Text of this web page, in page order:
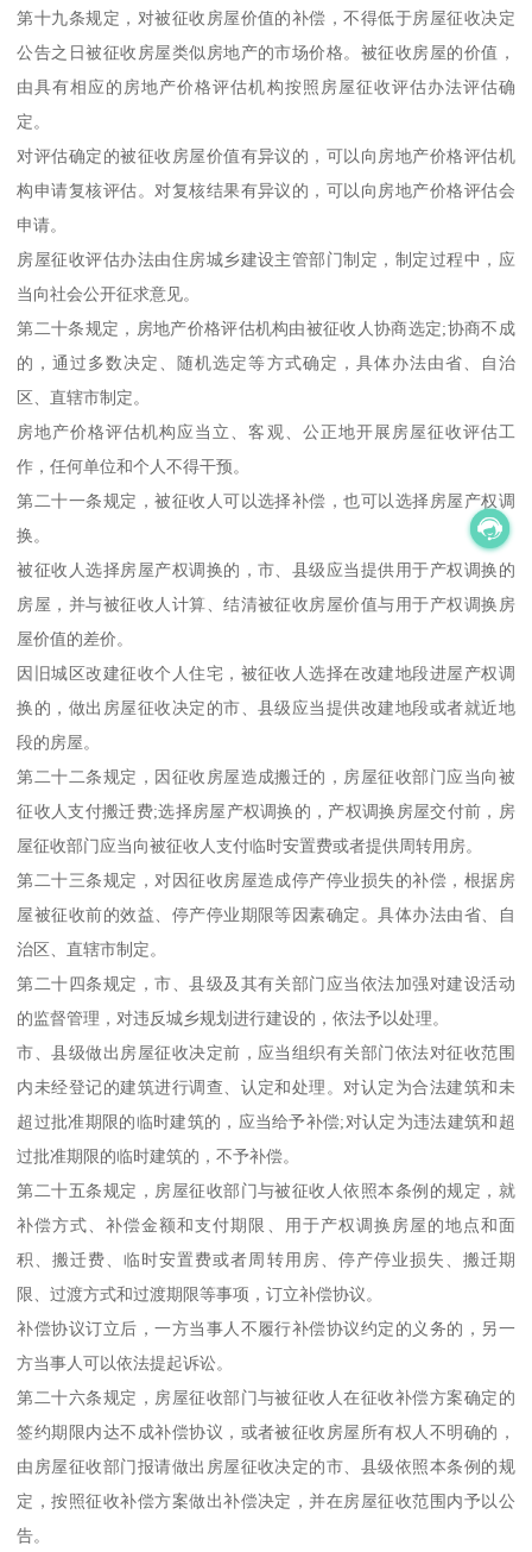
第十九条规定，对被征收房屋价值的补偿，不得低于房屋征收决定
公告之日被征收房屋类似房地产的市场价格。被征收房屋的价值，
由具有相应的房地产价格评估机构按照房屋征收评估办法评估确
定。
对评估确定的被征收房屋价值有异议的，可以向房地产价格评估机
构申请复核评估。对复核结果有异议的，可以向房地产价格评估会
申请。
房屋征收评估办法由住房城乡建设主管部门制定，制定过程中，应
当向社会公开征求意见。
第二十条规定，房地产价格评估机构由被征收人协商选定;协商不成
的，通过多数决定、随机选定等方式确定，具体办法由省、自治
区、直辖市制定。
房地产价格评估机构应当立、客观、公正地开展房屋征收评估工
作，任何单位和个人不得干预。
第二十一条规定，被征收人可以选择补偿，也可以选择房屋产权调
换。
被征收人选择房屋产权调换的，市、县级应当提供用于产权调换的
房屋，并与被征收人计算、结清被征收房屋价值与用于产权调换房
屋价值的差价。
因旧城区改建征收个人住宅，被征收人选择在改建地段进屋产权调
换的，做出房屋征收决定的市、县级应当提供改建地段或者就近地
段的房屋。
第二十二条规定，因征收房屋造成搬迁的，房屋征收部门应当向被
征收人支付搬迁费;选择房屋产权调换的，产权调换房屋交付前，房
屋征收部门应当向被征收人支付临时安置费或者提供周转用房。
第二十三条规定，对因征收房屋造成停产停业损失的补偿，根据房
屋被征收前的效益、停产停业期限等因素确定。具体办法由省、自
治区、直辖市制定。
第二十四条规定，市、县级及其有关部门应当依法加强对建设活动
的监督管理，对违反城乡规划进行建设的，依法予以处理。
市、县级做出房屋征收决定前，应当组织有关部门依法对征收范围
内未经登记的建筑进行调查、认定和处理。对认定为合法建筑和未
超过批准期限的临时建筑的，应当给予补偿;对认定为违法建筑和超
过批准期限的临时建筑的，不予补偿。
第二十五条规定，房屋征收部门与被征收人依照本条例的规定，就
补偿方式、补偿金额和支付期限、用于产权调换房屋的地点和面
积、搬迁费、临时安置费或者周转用房、停产停业损失、搬迁期
限、过渡方式和过渡期限等事项，订立补偿协议。
补偿协议订立后，一方当事人不履行补偿协议约定的义务的，另一
方当事人可以依法提起诉讼。
第二十六条规定，房屋征收部门与被征收人在征收补偿方案确定的
签约期限内达不成补偿协议，或者被征收房屋所有权人不明确的，
由房屋征收部门报请做出房屋征收决定的市、县级依照本条例的规
定，按照征收补偿方案做出补偿决定，并在房屋征收范围内予以公
告。